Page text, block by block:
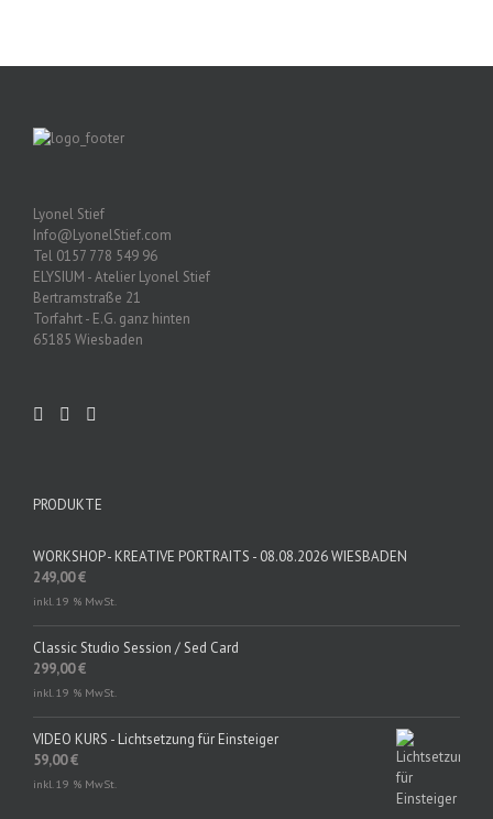
Lyonel Stief
Info@LyonelStief.com
Tel 0157 778 549 96
ELYSIUM - Atelier Lyonel Stief
Bertramstraße 21
Torfahrt - E.G. ganz hinten
65185 Wiesbaden
PRODUKTE
WORKSHOP - KREATIVE PORTRAITS - 08.08.2026 WIESBADEN
249,00€
inkl. 19 % MwSt.
Classic Studio Session / Sed Card
299,00€
inkl. 19 % MwSt.
VIDEO KURS - Lichtsetzung für Einsteiger
59,00€
inkl. 19 % MwSt.